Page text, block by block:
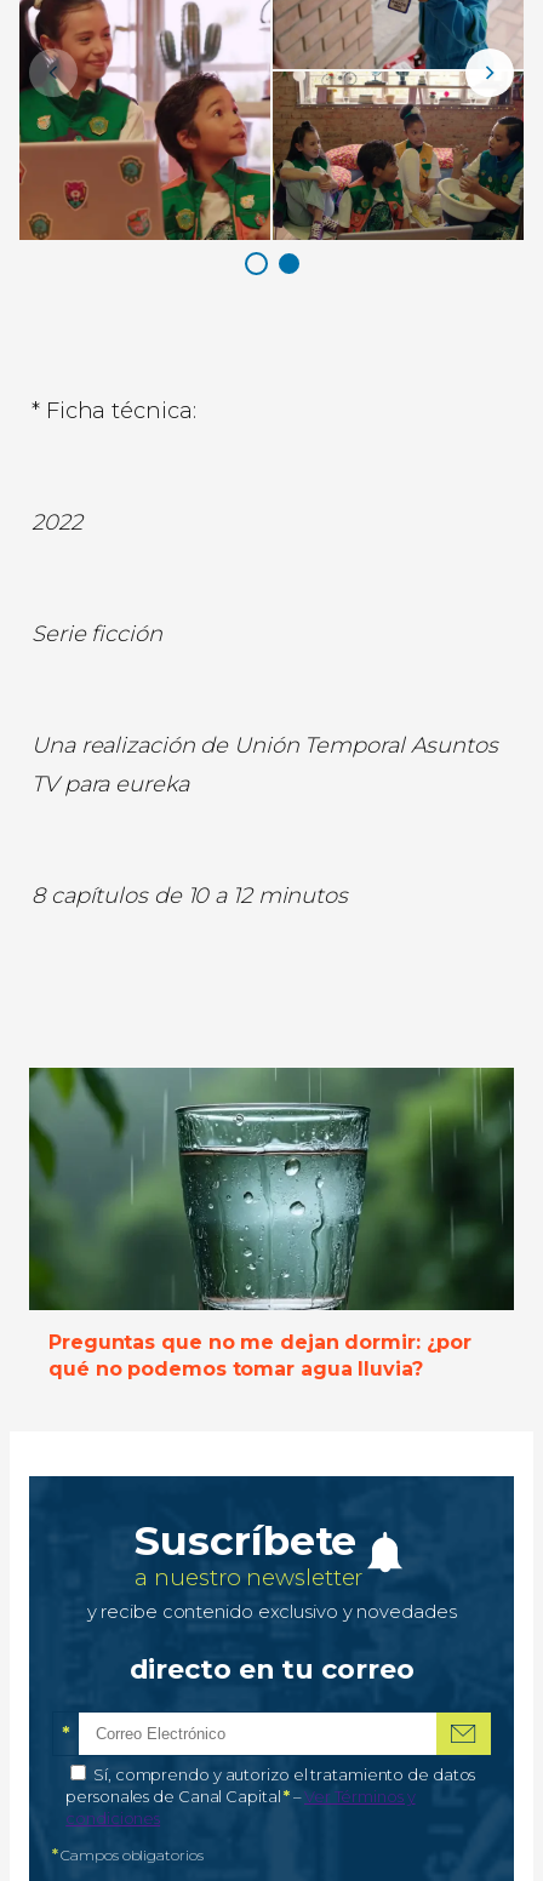
* Ficha técnica:
2022
Serie ficción
Una realización de Unión Temporal Asuntos
TV para eureka
8 capítulos de 10 a 12 minutos
Preguntas que no me dejan dormir: ¿por
qué no podemos tomar agua lluvia?
Suscríbete
a nuestro newsletter
y recibe contenido exclusivo y novedades
directo en tu correo
Correo electrónico
*Campo obligatorio
Autorización de tratamiento de datos personales
Sí, comprendo y autorizo el tratamiento de datos
personales de Canal Capital*–Campo obligatorio
Ver Términos y
condiciones
*Campos obligatorios